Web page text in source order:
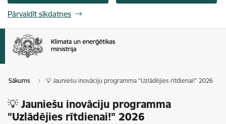
Pārvaldīt sīkdatnes
Sākums 💡 Jauniešu inovāciju programma "Uzlādējies rītdienai!" 2026
💡 Jauniešu inovāciju programma
"Uzlādējies rītdienai!" 2026